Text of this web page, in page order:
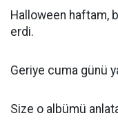
Halloween haftam,
erdi.
Geriye cuma günü
Size o albümü